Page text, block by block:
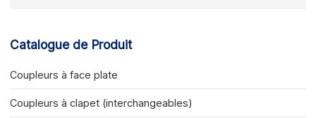
Catalogue de Produit
Coupleurs à face plate
Coupleurs à clapet (interchangeables)